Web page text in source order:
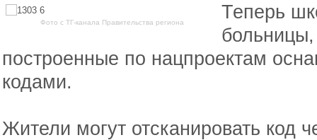
Фото с ТГ-канала Правительства региона
Теперь
построенные по нацпроектам
кодами.
Жители могут отсканировать код